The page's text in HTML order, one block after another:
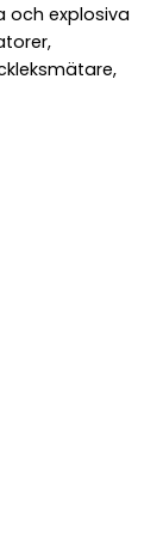
och explosiva